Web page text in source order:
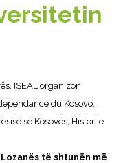
ISEAL organizon
du Kosovo,
së Kosovës, Histori e
të shtunën më